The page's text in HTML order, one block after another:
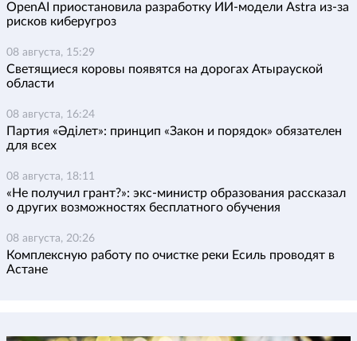
OpenAI приостановила разработку ИИ-модели Astra из-за
рисков киберугроз
08 августа, 15:29
Светящиеся коровы появятся на дорогах Атырауской
области
08 августа, 16:24
Партия «Әділет»: принцип «Закон и порядок» обязателен
для всех
08 августа, 18:11
«Не получил грант?»: экс-министр образования рассказал
о других возможностях бесплатного обучения
08 августа, 20:26
Комплексную работу по очистке реки Есиль проводят в
Астане